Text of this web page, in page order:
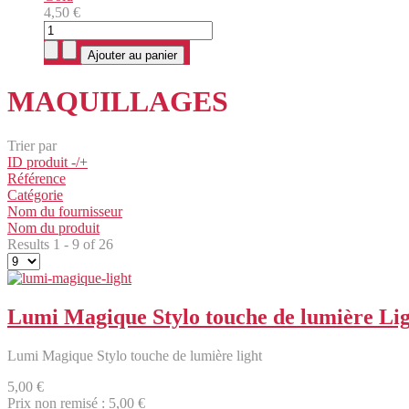
4,50 €
MAQUILLAGES
Trier par
ID produit -/+
Référence
Catégorie
Nom du fournisseur
Nom du produit
Results 1 - 9 of 26
Lumi Magique Stylo touche de lumière
Lumi Magique Stylo touche de lumière light
5,00 €
Prix non remisé : 5,00 €